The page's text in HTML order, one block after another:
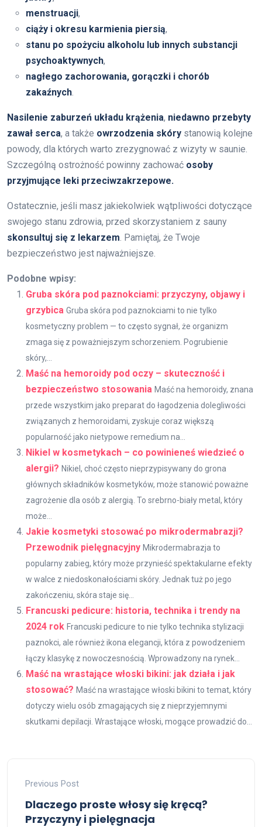
menstruacji,
ciąży i okresu karmienia piersią,
stanu po spożyciu alkoholu lub innych substancji
psychoaktywnych,
nagłego zachorowania, gorączki i chorób
zakaźnych.
Nasilenie zaburzeń układu krążenia, niedawno przebyty
zawał serca, a także owrzodzenia skóry stanowią kolejne
powody, dla których warto zrezygnować z wizyty w saunie.
Szczególną ostrożność powinny zachować osoby
przyjmujące leki przeciwzakrzepowe.
Ostatecznie, jeśli masz jakiekolwiek wątpliwości dotyczące
swojego stanu zdrowia, przed skorzystaniem z sauny
skonsultuj się z lekarzem. Pamiętaj, że Twoje
bezpieczeństwo jest najważniejsze.
Podobne wpisy:
Gruba skóra pod paznokciami: przyczyny, objawy i
grzybica Gruba skóra pod paznokciami to nie tylko
kosmetyczny problem — to często sygnał, że organizm
zmaga się z poważniejszym schorzeniem. Pogrubienie
skóry,...
Maść na hemoroidy pod oczy – skuteczność i
bezpieczeństwo stosowania Maść na hemoroidy, znana
przede wszystkim jako preparat do łagodzenia dolegliwości
związanych z hemoroidami, zyskuje coraz większą
popularność jako nietypowe remedium na...
Nikiel w kosmetykach – co powinieneś wiedzieć o
alergii? Nikiel, choć często nieprzypisywany do grona
głównych składników kosmetyków, może stanowić poważne
zagrożenie dla osób z alergią. To srebrno-biały metal, który
może...
Jakie kosmetyki stosować po mikrodermabrazji?
Przewodnik pielęgnacyjny Mikrodermabrazja to
popularny zabieg, który może przynieść spektakularne efekty
w walce z niedoskonałościami skóry. Jednak tuż po jego
zakończeniu, skóra staje się...
Francuski pedicure: historia, technika i trendy na
2024 rok Francuski pedicure to nie tylko technika stylizacji
paznokci, ale również ikona elegancji, która z powodzeniem
łączy klasykę z nowoczesnością. Wprowadzony na rynek...
Maść na wrastające włoski bikini: jak działa i jak
stosować? Maść na wrastające włoski bikini to temat, który
dotyczy wielu osób zmagających się z nieprzyjemnymi
skutkami depilacji. Wrastające włoski, mogące prowadzić do...
Previous Post
Dlaczego proste włosy się kręcą?
Przyczyny i pielęgnacja